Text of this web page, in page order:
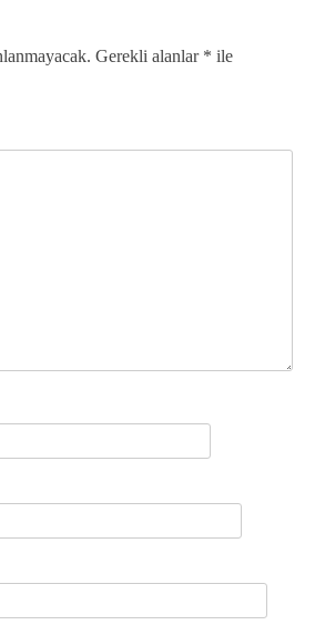
Gerekli alanlar * ile